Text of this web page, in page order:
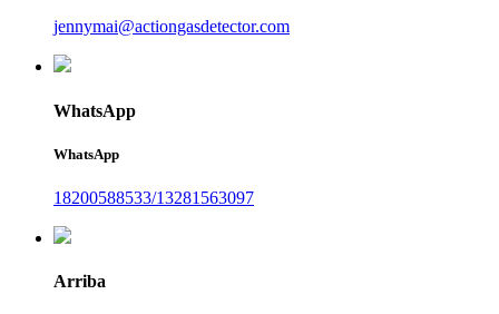
jennymai@actiongasdetector.com
WhatsApp
WhatsApp
18200588533/13281563097
Arriba